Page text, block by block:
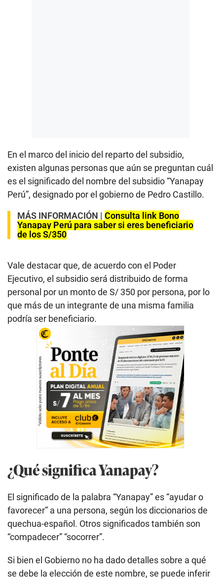
En el marco del inicio del reparto del subsidio,
existen algunas personas que aún se preguntan cuál
es el significado del nombre del subsidio “Yanapay
Perú”, designado por el gobierno de Pedro Castillo.
MÁS INFORMACIÓN | Consulta link Bono
Yanapay Perú para saber si eres beneficiario
de los S/350
Vale destacar que, de acuerdo con el Poder
Ejecutivo, el subsidio será distribuido de forma
personal por un monto de S/ 350 por persona, por lo
que más de un integrante de una misma familia
podría ser beneficiario.
¿Qué significa Yanapay?
El significado de la palabra “Yanapay”es “ayudar o
favorecer” a una persona, según los diccionarios de
quechua-español. Otros significados también son
“compadecer” “socorrer”.
Si bien el Gobierno no ha dado detalles sobre a qué
se debe la elección de este nombre, se puede inferir